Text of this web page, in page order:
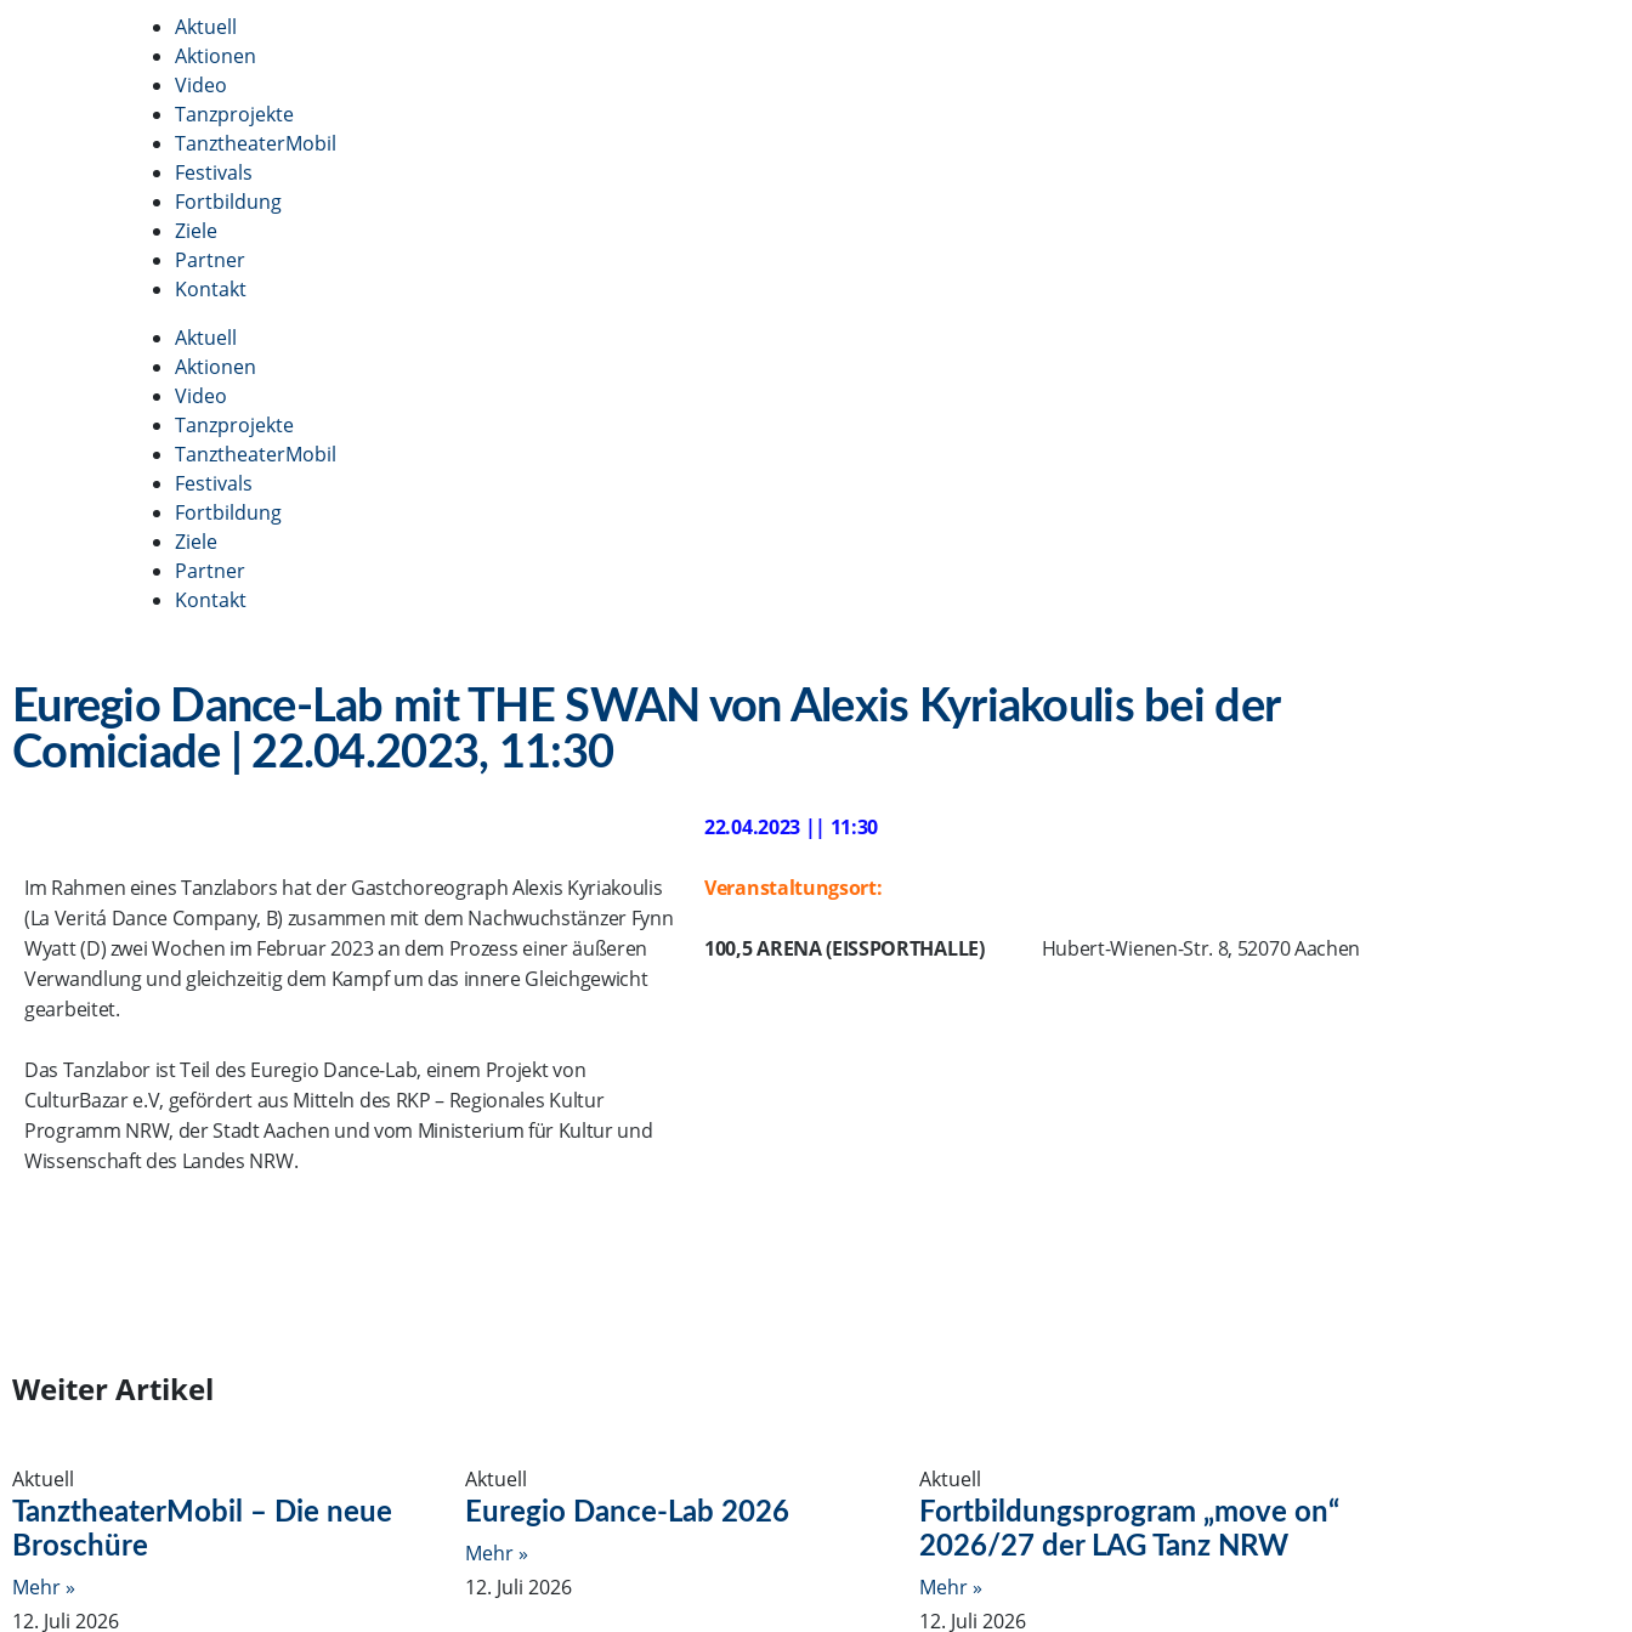
Aktuell
Aktionen
Video
Tanzprojekte
TanztheaterMobil
Festivals
Fortbildung
Ziele
Partner
Kontakt
Aktuell
Aktionen
Video
Tanzprojekte
TanztheaterMobil
Festivals
Fortbildung
Ziele
Partner
Kontakt
Euregio Dance-Lab mit THE SWAN von Alexis Kyriakoulis bei der
Comiciade | 22.04.2023, 11:30
Im Rahmen eines Tanzlabors hat der Gastchoreograph Alexis Kyriakoulis
(La Veritá Dance Company, B) zusammen mit dem Nachwuchstänzer Fynn
Wyatt (D) zwei Wochen im Februar 2023 an dem Prozess einer äußeren
Verwandlung und gleichzeitig dem Kampf um das innere Gleichgewicht
gearbeitet.
Das Tanzlabor ist Teil des Euregio Dance-Lab, einem Projekt von
CulturBazar e.V, gefördert aus Mitteln des RKP – Regionales Kultur
Programm NRW, der Stadt Aachen und vom Ministerium für Kultur und
Wissenschaft des Landes NRW.
22.04.2023 || 11:30
Veranstaltungsort:
100,5 ARENA (EISSPORTHALLE) Hubert-Wienen-Str. 8, 52070 Aachen
Weiter Artikel
Aktuell
TanztheaterMobil – Die neue
Broschüre
Mehr »
12. Juli 2026
Aktuell
Euregio Dance-Lab 2026
Mehr »
12. Juli 2026
Aktuell
Fortbildungsprogram „move on“
2026/27 der LAG Tanz NRW
Mehr »
12. Juli 2026